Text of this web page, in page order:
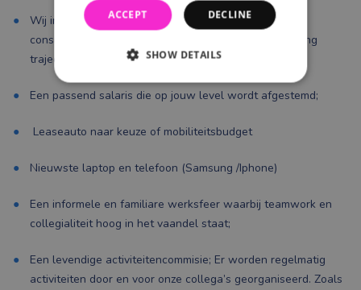
Wij investeren in opleidingsmogelijkheden; zoals in
consultancy skills trainingen, certificeringen of coaching
trajecten.
Een passend salaris die op jouw level wordt afgestemd;
Leaseauto naar keuze of mobiliteitsbudget
Nieuwste laptop en telefoon (Samsung /Iphone)
Een informele en familiare werksfeer waarbij teamwork en
collegialiteit hoog in het vaandel staat;
Een levendige activiteitencommisie; Er worden regelmatig
activiteiten door en voor onze collega’s georganiseerd. Zoals
ACCEPT DECLINE
SHOW DETAILS